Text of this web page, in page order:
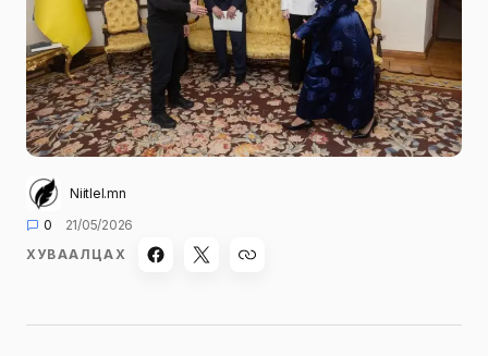
Niitlel.mn
0
21/05/2026
ХУВААЛЦАХ